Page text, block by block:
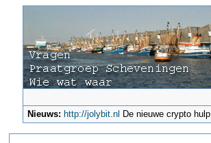
Nieuws: http://jolybit.nl De nieuwe crypto hulp